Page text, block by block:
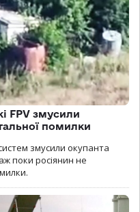
FPV змусили
помилки
змусили окупанта
поки росіянин не